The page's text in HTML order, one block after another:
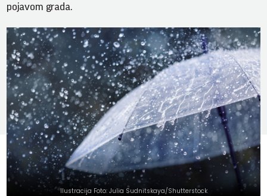
pojavom grada.
Ilustracija Foto: Julia Sudnitskaya/Shutterstock